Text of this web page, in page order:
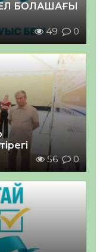
БОЛАШАҒЫ
49 0
56 0